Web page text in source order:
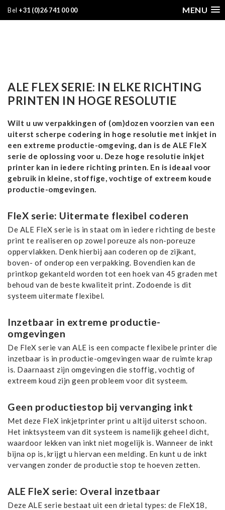
MENU
Bel +31 (0)26 741 00 00
ALE FLEX SERIE: IN ELKE RICHTING
PRINTEN IN HOGE RESOLUTIE
Wilt u uw verpakkingen of (om)dozen voorzien van een
uiterst scherpe codering in hoge resolutie met inkjet in
een extreme productie-omgeving, dan is de ALE FleX
serie de oplossing voor u. Deze hoge resolutie inkjet
printer kan in iedere richting printen. En is ideaal voor
gebruik in kleine, stoffige, vochtige of extreem koude
productie-omgevingen.
FleX serie: Uitermate flexibel coderen
De ALE FleX serie is in staat om in iedere richting de beste
print te realiseren op zowel poreuze als non-poreuze
oppervlakken. Denk hierbij aan coderen op de zijkant,
boven- of onderop een verpakking. Bovendien kan de
printkop gekanteld worden tot een hoek van 45 graden met
behoud van de beste kwaliteit print. Zodoende is dit
systeem uitermate flexibel.
Inzetbaar in extreme productie-
omgevingen
De FleX serie van ALE is een compacte flexibele printer die
inzetbaar is in productie-omgevingen waar de ruimte krap
is. Daarnaast zijn omgevingen die stoffig, vochtig of
extreem koud zijn geen probleem voor dit systeem.
Geen productiestop bij vervanging inkt
Met deze FleX inkjetprinter print u altijd uiterst schoon.
Het inktsysteem van dit systeem is namelijk geheel dicht,
waardoor lekken van inkt niet mogelijk is. Wanneer de inkt
bijna op is, krijgt u hiervan een melding. En kunt u de inkt
vervangen zonder de productie stop te hoeven zetten.
ALE FleX serie: Overal inzetbaar
Deze ALE serie bestaat uit een drietal types: de FleX18,